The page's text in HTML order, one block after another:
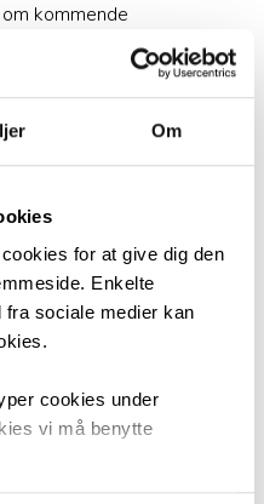
Om
for at give dig den
Enkelte
sociale medier kan
cookies under
vi må benytte
kommende
for TGs nuværende
via
kontakten til TG og være
og holde kontakten.
din viden til at kunne
samfundet.